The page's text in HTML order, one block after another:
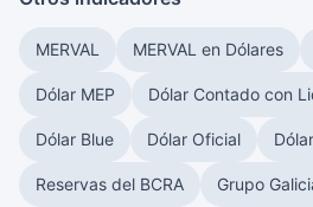
MERVAL MERVAL en Dólares
Dólar MEP Dólar Contado con
Dólar Blue Dólar Oficial
Reservas del BCRA Grupo